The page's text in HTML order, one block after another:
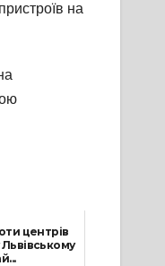
на
центрів
Львівському